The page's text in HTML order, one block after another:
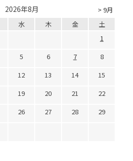
> 9月
2026年8月
水 木 金
土
1
5 6 7
8
12 13 14
15
19 20 21
22
26 27 28
29